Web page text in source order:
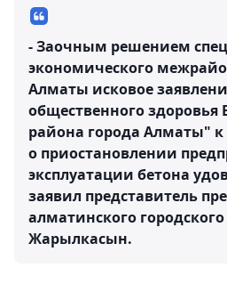
- Заочным решением
экономического
Алматы исковое
общественного здоровья
района города Алматы"
о приостановлении
эксплуатации бетона
заявил представитель
алматинского
Жарылкасын.